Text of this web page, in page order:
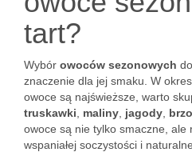
tart?
Wybór owoców sezonowych
znaczenie dla jej smaku. W
owoce są najświeższe, warto
truskawki
maliny jagody
owoce są nie tylko smaczne, ale
wspaniałej soczystości i